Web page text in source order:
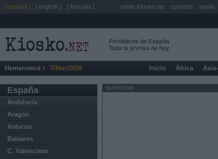
Periódicos de España
Toda la prensa de hoy
Hemeroteca 7/Mar/2026 Inicio África
España
Andalucía
Aragón
Asturias
Baleares
C. Valenciana
publicidad
[ español ] [ english ] [ français ] sobre Kiosko.net contacto ayuda